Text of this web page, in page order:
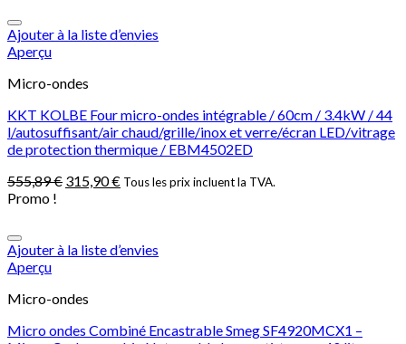
Ajouter à la liste d’envies
Aperçu
Micro-ondes
KKT KOLBE Four micro-ondes intégrable / 60cm / 3.4kW / 44
l/autosuffisant/air chaud/grille/inox et verre/écran LED/vitrage
de protection thermique / EBM4502ED
555,89€ 315,90€ Tous les prix incluent la TVA.
Promo !
Ajouter à la liste d’envies
Aperçu
Micro-ondes
Micro ondes Combiné Encastrable Smeg SF4920MCX1 –